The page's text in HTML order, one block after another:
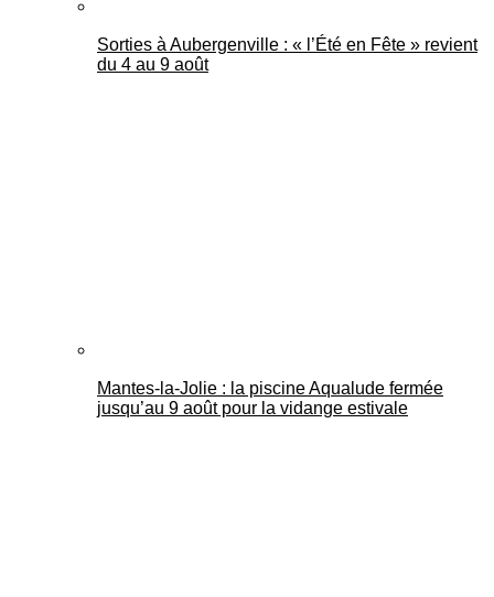
Sorties à Aubergenville : « l’Été en Fête » revient
du 4 au 9 août
Mantes-la-Jolie : la piscine Aqualude fermée
jusqu’au 9 août pour la vidange estivale